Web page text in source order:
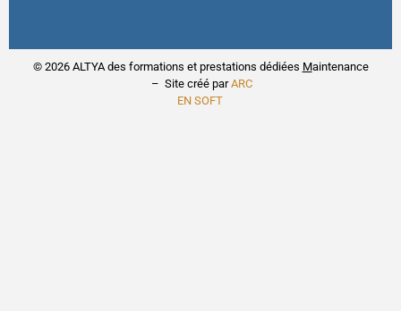
© 2026 ALTYA des formations et prestations dédiées Maintenance
– Site créé parARC
EN SOFT